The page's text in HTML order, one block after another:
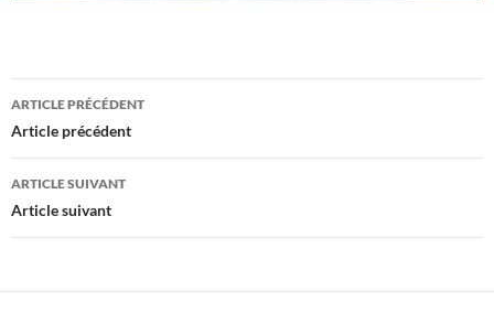
Navigation
des
articles
ARTICLE PRÉCÉDENT
Article précédent
ARTICLE SUIVANT
Article suivant